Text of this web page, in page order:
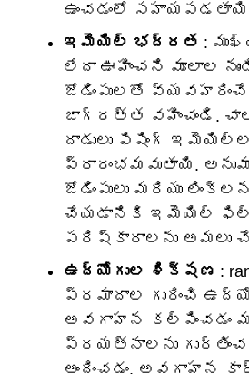
ఉంచడంలో
ఇమెయిల్ భద్రత :
లేదా ఊహించని మూలాల
జోడింపులతో
జాగ్రత్త వహించండి. చాలా
దాడులు ఫిషింగ్
ప్రారంభమవుతాయి.
జోడింపులు మరియు
చేయడానికి ఇమెయిల్
పరిష్కారాలను అమలు
ఉద్యోగుల శిక్షణ :
ప్రమాదాల గురించి
అవగాహన కల్పించడం
ప్రయత్నాలను
అందించడం. అవగాహన